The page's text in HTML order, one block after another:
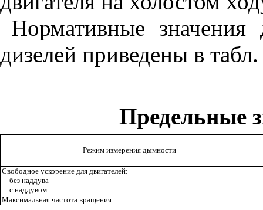
Нормативные значения
дизелей приведены в
Предельные
Режим измерения дымности
Свободное ускорение для двигателей:
без наддува
с наддувом
Максимальная частота вращения